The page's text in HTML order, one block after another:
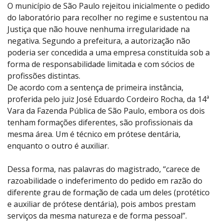
O município de São Paulo rejeitou inicialmente o pedido
do laboratório para recolher no regime e sustentou na
Justiça que não houve nenhuma irregularidade na
negativa. Segundo a prefeitura, a autorização não
poderia ser concedida a uma empresa constituída sob a
forma de responsabilidade limitada e com sócios de
profissões distintas.
De acordo com a sentença de primeira instância,
proferida pelo juiz José Eduardo Cordeiro Rocha, da 14ª
Vara da Fazenda Pública de São Paulo, embora os dois
tenham formações diferentes, são profissionais da
mesma área. Um é técnico em prótese dentária,
enquanto o outro é auxiliar.
Dessa forma, nas palavras do magistrado, “carece de
razoabilidade o indeferimento do pedido em razão do
diferente grau de formação de cada um deles (protético
e auxiliar de prótese dentária), pois ambos prestam
serviços da mesma natureza e de forma pessoal”.